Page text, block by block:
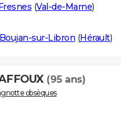
Fresnes (Val-de-Marne)
Boujan-sur-Libron (Hérault)
(95 ans)
obsèques